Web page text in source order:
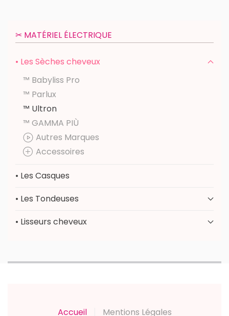
✂︎ MATÉRIEL ÉLECTRIQUE
• Les Sèches cheveux
™ Babyliss Pro
™ Parlux
™ Ultron
™ GAMMA PIÙ
Autres Marques
Accessoires
• Les Casques
• Les Tondeuses
• Lisseurs cheveux
Accueil Mentions Légales